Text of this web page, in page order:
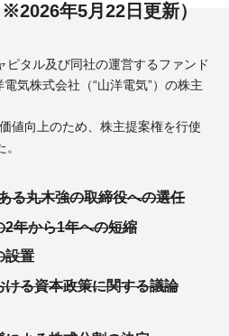
年5月22日更新）
ピタル及び同社の運営するファンド
電気株式会社（“山洋電気”）の株主
値向上のため、株主提案権を行使
る丸木強の取締役への選任
2年から1年への短縮
設置
ける資本政策に関する議論